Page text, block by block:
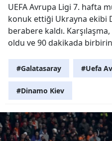
UEFA Avrupa Ligi 7. hafta
konuk ettiği Ukrayna ekibi
berabere kaldı.
oldu ve 90 dakikada
#Galatasaray #Uefa
#Dinamo Kiev